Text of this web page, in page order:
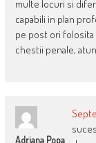
multe locuri si
capabili in plan
pe post ori folosita
chestii penale,
Adriana Popa